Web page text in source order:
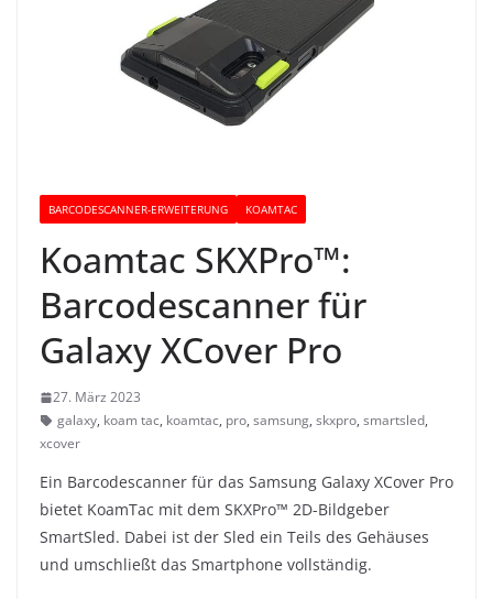
BARCODESCANNER-ERWEITERUNG KOAMTAC
Koamtac SKXPro™:
Barcodescanner für
Galaxy XCover Pro
27. März 2023
galaxy, koam tac, koamtac, pro, samsung, skxpro, smartsled,
xcover
Ein Barcodescanner für das Samsung Galaxy XCover Pro
bietet KoamTac mit dem SKXPro™ 2D-Bildgeber
SmartSled. Dabei ist der Sled ein Teils des Gehäuses
und umschließt das Smartphone vollständig.